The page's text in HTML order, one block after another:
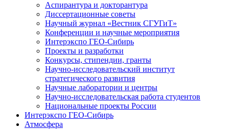
Аспирантура и докторантура
Диссертационные советы
Научный журнал «Вестник СГУГиТ»
Конференции и научные мероприятия
Интерэкспо ГЕО-Сибирь
Проекты и разработки
Конкурсы, стипендии, гранты
Научно-исследовательский институт
стратегического развития
Научные лаборатории и центры
Научно-исследовательская работа студентов
Национальные проекты России
Интерэкспо ГЕО-Сибирь
Атмосфера